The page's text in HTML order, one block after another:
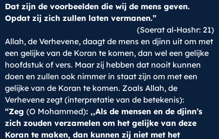
Dat zijn de voorbeelden die wij de mens geven.
Opdat zij zich zullen laten vermanen.”
(Soerat al-Hashr: 21)
Allah, de Verhevene, daagt de mens en djinn uit om met
een gelijke van de Koran te komen, dan wel een gelijke
hoofdstuk of vers. Maar zij hebben dat nooit kunnen
doen en zullen ook nimmer in staat zijn om met een
gelijke van de Koran te komen. Zoals Allah, de
Verhevene zegt (interpretatie van de betekenis):
“Zeg (O Mohammed): ,,Als de mensen en de djinn’s
zich zouden verzamelen om het gelijke van deze
Koran te maken, dan kunnen zij niet met het